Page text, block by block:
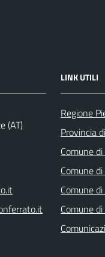
(AT)
LINK UTILI
Regione
Provincia
Comune
Comune
Comune
Comune